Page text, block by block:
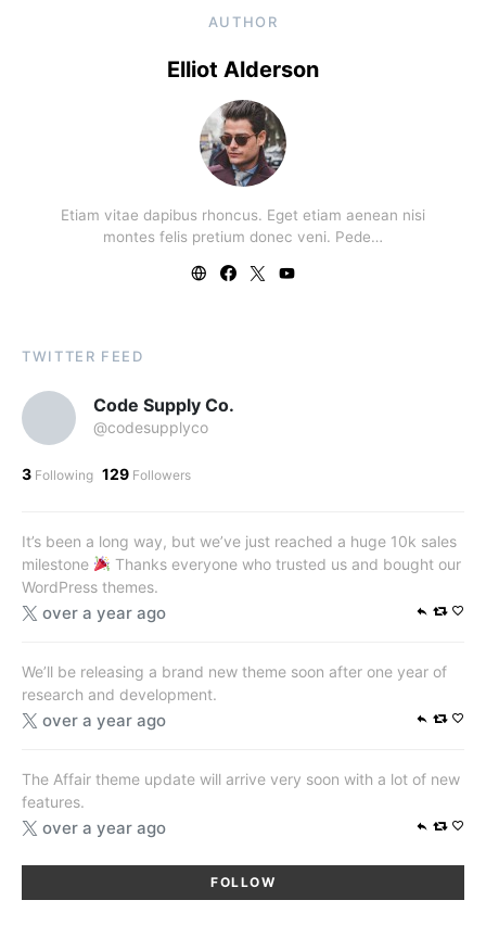
AUTHOR
Elliot Alderson
Etiam vitae dapibus rhoncus. Eget etiam aenean nisi
montes felis pretium donec veni. Pede…
TWITTER FEED
Code Supply Co.
@codesupplyco
3 Following 129 Followers
It’s been a long way, but we’ve just reached a huge 10k sales
milestone
Thanks everyone who trusted us and bought our
WordPress themes.
over a year ago
We’ll be releasing a brand new theme soon after one year of
research and development.
over a year ago
The Affair theme update will arrive very soon with a lot of new
features.
over a year ago
FOLLOW